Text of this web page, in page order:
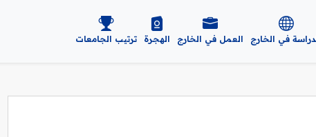
في الخارج العمل في الخارج الهجرة ترتيب الجامعات